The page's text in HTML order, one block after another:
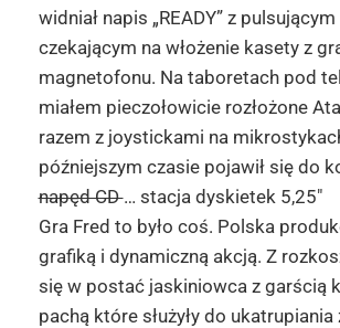
widniał napis „READY” z
czekającym na włożenie kasety z
magnetofonu. Na taboretach pod
miałem pieczołowicie rozłożone
razem z joystickami na
późniejszym czasie pojawił się do
napęd CD… stacja dyskietek 5,25″
Gra Fred to było coś. Polska
grafiką i dynamiczną akcją. Z
się w postać jaskiniowca z garścią
pachą które służyły do ukatrupiania